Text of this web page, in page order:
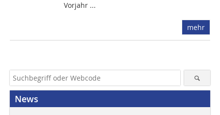
Vorjahr ...
mehr
News